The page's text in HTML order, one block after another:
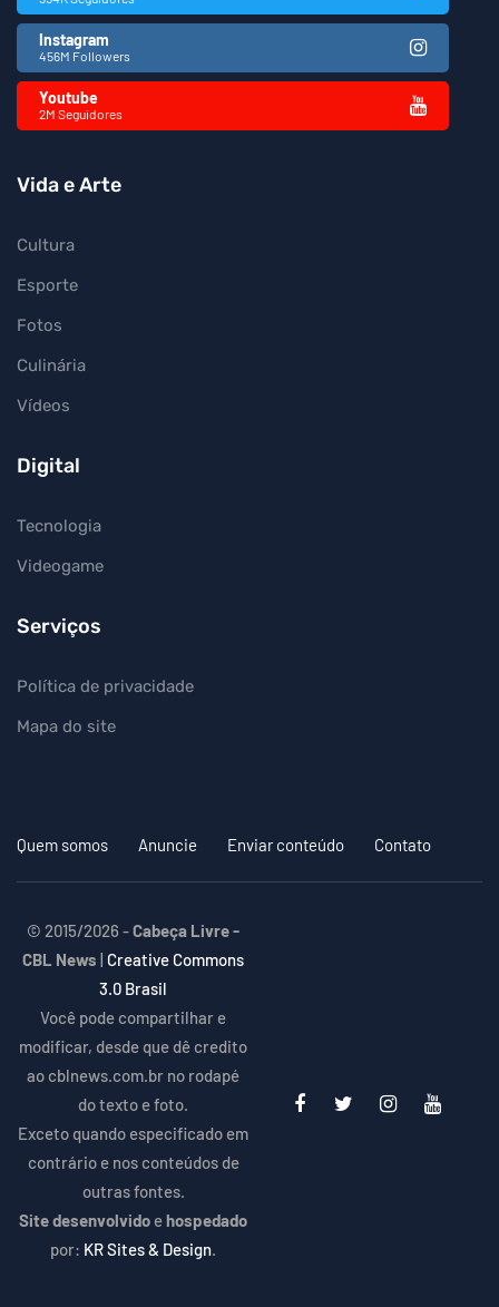
Instagram
456M Followers
Youtube
2M Seguidores
Vida e Arte
Cultura
Esporte
Fotos
Culinária
Vídeos
Digital
Tecnologia
Videogame
Serviços
Política de privacidade
Mapa do site
Quem somos Anuncie Enviar conteúdo Contato
© 2015/2026 -Cabeça Livre -
CBL News | Creative Commons
3.0 Brasil
Você pode compartilhar e
modificar, desde que dê credito
ao cblnews.com.br no rodapé
do texto e foto.
Exceto quando especificado em
contrário e nos conteúdos de
outras fontes.
Site desenvolvido ehospedado
por: KR Sites & Design.